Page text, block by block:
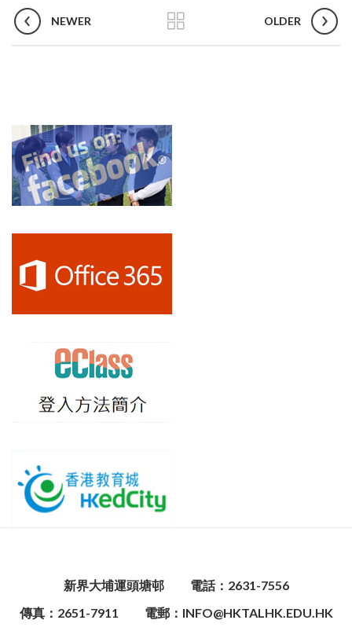
NEWER OLDER
新界大埔運頭塘邨
電話：2631-7556
傳真：2651-7911
電郵：INFO@HKTALHK.EDU.HK